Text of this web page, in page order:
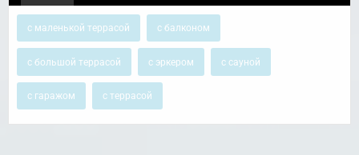
с маленькой террасой с балконом
с большой террасой с эркером с сауной
с гаражом с террасой